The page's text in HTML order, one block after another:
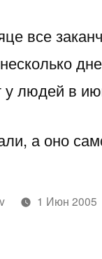
все
у людей в
а оно
1 Июн 2005